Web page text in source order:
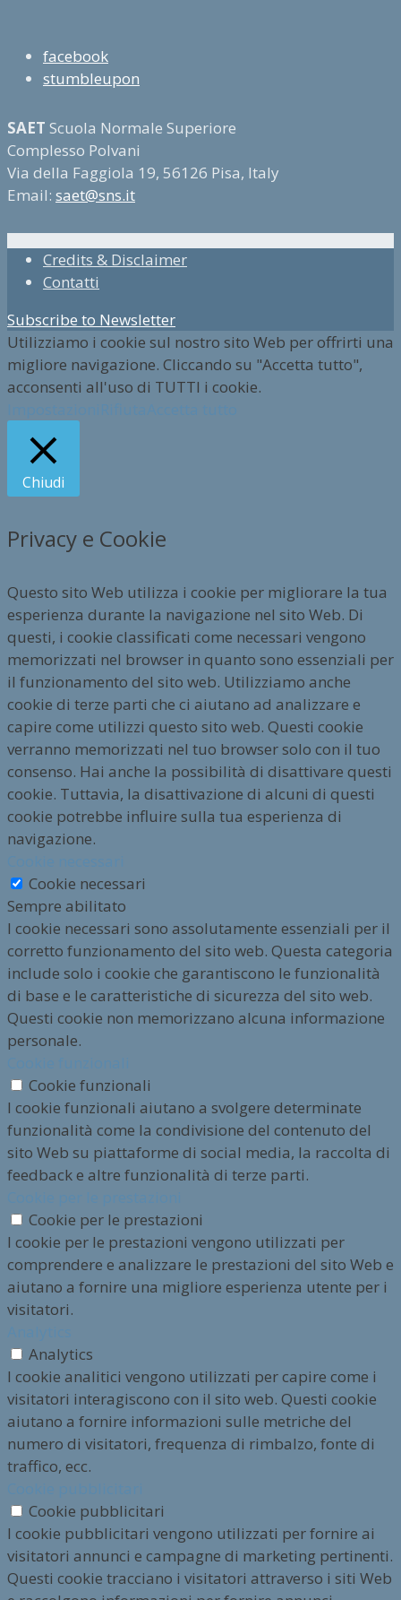
facebook
stumbleupon
SAET Scuola Normale Superiore
Complesso Polvani
Via della Faggiola 19, 56126 Pisa, Italy
Email: saet@sns.it
Credits & Disclaimer
Contatti
Subscribe to Newsletter
Utilizziamo i cookie sul nostro sito Web per offrirti una
migliore navigazione. Cliccando su "Accetta tutto",
acconsenti all'uso di TUTTI i cookie.
Chiudi
Privacy e Cookie
Questo sito Web utilizza i cookie per migliorare la tua
esperienza durante la navigazione nel sito Web. Di
questi, i cookie classificati come necessari vengono
memorizzati nel browser in quanto sono essenziali per
il funzionamento del sito web. Utilizziamo anche
cookie di terze parti che ci aiutano ad analizzare e
capire come utilizzi questo sito web. Questi cookie
verranno memorizzati nel tuo browser solo con il tuo
consenso. Hai anche la possibilità di disattivare questi
cookie. Tuttavia, la disattivazione di alcuni di questi
cookie potrebbe influire sulla tua esperienza di
navigazione.
Cookie necessari
Sempre abilitato
I cookie necessari sono assolutamente essenziali per il
corretto funzionamento del sito web. Questa categoria
include solo i cookie che garantiscono le funzionalità
di base e le caratteristiche di sicurezza del sito web.
Questi cookie non memorizzano alcuna informazione
personale.
Cookie funzionali
I cookie funzionali aiutano a svolgere determinate
funzionalità come la condivisione del contenuto del
sito Web su piattaforme di social media, la raccolta di
feedback e altre funzionalità di terze parti.
Cookie per le prestazioni
I cookie per le prestazioni vengono utilizzati per
comprendere e analizzare le prestazioni del sito Web e
aiutano a fornire una migliore esperienza utente per i
visitatori.
Analytics
I cookie analitici vengono utilizzati per capire come i
visitatori interagiscono con il sito web. Questi cookie
aiutano a fornire informazioni sulle metriche del
numero di visitatori, frequenza di rimbalzo, fonte di
traffico, ecc.
Cookie pubblicitari
I cookie pubblicitari vengono utilizzati per fornire ai
visitatori annunci e campagne di marketing pertinenti.
Questi cookie tracciano i visitatori attraverso i siti Web